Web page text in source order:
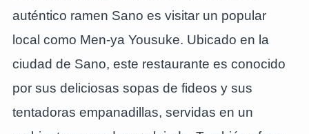
auténtico ramen Sano es visitar un popular
local como Men-ya Yousuke. Ubicado en la
ciudad de Sano, este restaurante es conocido
por sus deliciosas sopas de fideos y sus
tentadoras empanadillas, servidas en un